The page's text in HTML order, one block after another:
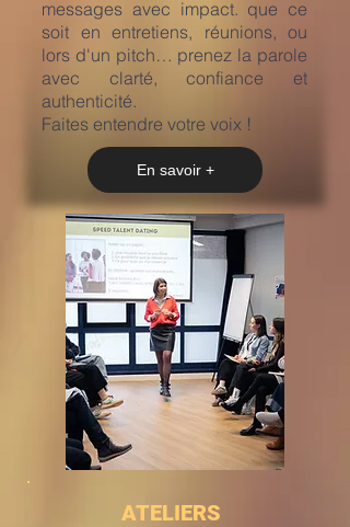
messages avec impact. que ce
soit en entretiens, réunions, ou
lors d'un pitch… prenez la parole
avec clarté, confiance et
authenticité.
Faites entendre votre voix !
En savoir +
ATELIERS